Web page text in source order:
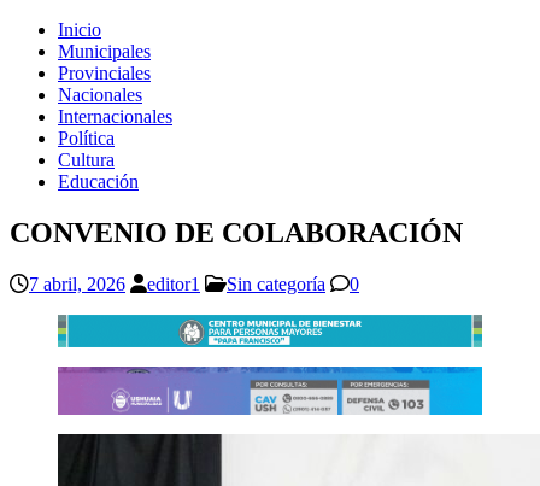
Inicio
Municipales
Provinciales
Nacionales
Internacionales
Política
Cultura
Educación
CONVENIO DE COLABORACIÓN
7 abril, 2026 editor1 Sin categoría 0